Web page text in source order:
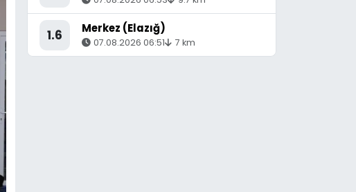
1.6 Merkez (Elazığ)
07.08.2026 06:51 7 km